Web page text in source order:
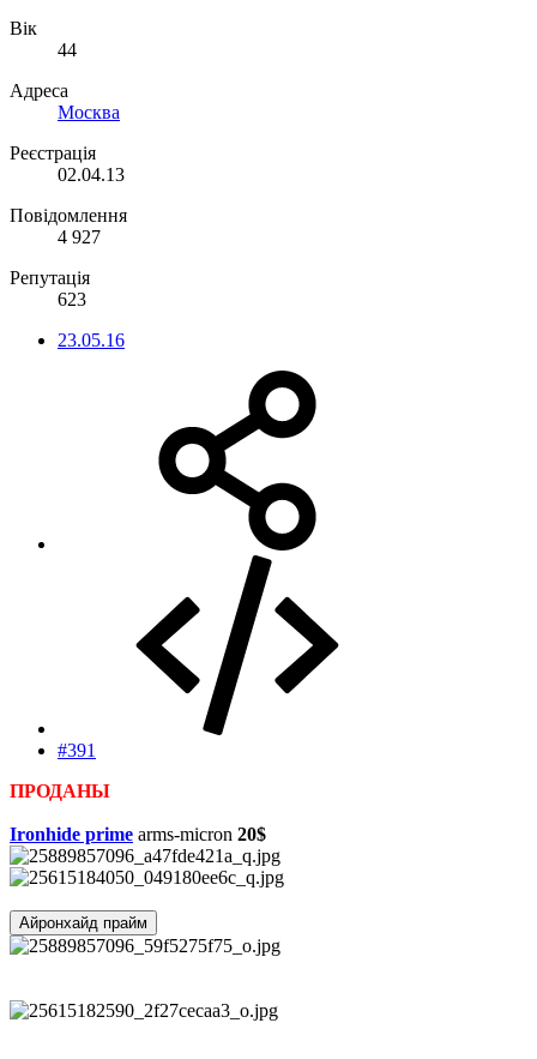
Вік
44
Адреса
Москва
Реєстрація
02.04.13
Повідомлення
4 927
Репутація
623
23.05.16
#391
ПРОДАНЫ
Ironhide prime arms-micron 20$
Айронхайд прайм